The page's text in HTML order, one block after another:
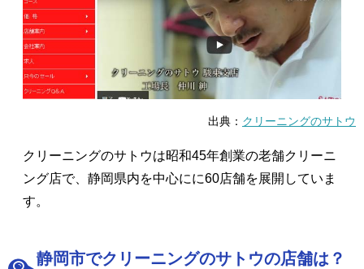
出典： クリーニングのサトウ
クリーニングのサトウは昭和45年創業の老舗クリーニ
ング店で、静岡県内を中心にに60店舗を展開していま
す。
静岡市でクリーニングのサトウの店舗は？